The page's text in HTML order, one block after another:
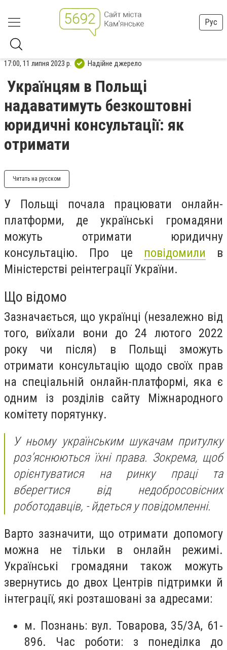
Рус
17:00, 11 липня 2023 р. Надійне джерело
Українцям в Польщі
надаватимуть безкоштовні
юридичні консультації: як
отримати
Читать на русском
У Польщі почала працювати онлайн-
платформи, де українські громадяни
можуть отримати юридичну
консультацію. Про це повідомили в
Міністерстві реінтеграції України.
Що відомо
Зазначається, що українці (незалежно від
того, виїхали вони до 24 лютого 2022
року чи після) в Польщі зможуть
отримати консультацію щодо своїх прав
на спеціальній онлайн-платформі, яка є
одним із розділів сайту Міжнародного
комітету порятунку.
У ньому українським шукачам притулку
роз’яснюються їхні права. Зокрема, щоб
орієнтуватися на ринку праці та
вберегтися від недобросовісних
роботодавців, - йдеться у повідомленні.
Варто зазначити, що отримати допомогу
можна не тільки в онлайн режимі.
Українські громадяни також можуть
звернутись до двох Центрів підтримки й
інтеграції, які розташовані за адресами:
м. Познань: вул. Товарова, 35/3A, 61-
896. Час роботи: з понеділка до